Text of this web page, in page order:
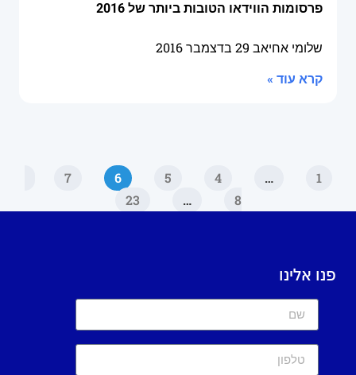
פרסומות הווידאו הטובות ביותר של 2016
שלומי אחיאב 29 בדצמבר 2016
קרא עוד »
1
…
4
5
6
7
8
…
23
פנו אלינו